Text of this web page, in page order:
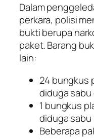
Dalam
perkara, polisi
bukti berupa
paket. Barang
lain:
24 bungkus
diduga sabu
1 bungkus
diduga sabu
Beberapa